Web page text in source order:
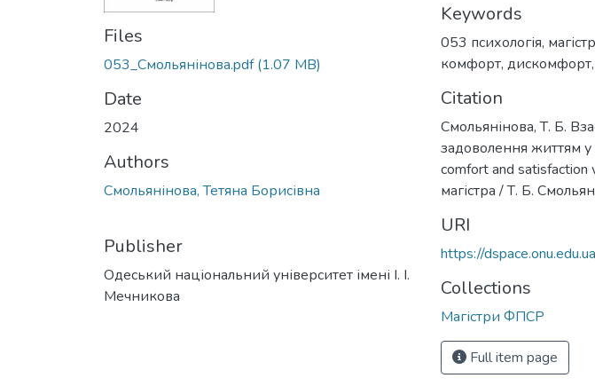
Files
053_Смольянінова.pdf(1.07 MB)
Date
2024
Authors
Смольянінова, Тетяна Борисівна
Publisher
Одеський національний університет імені І. І.
Мечникова
Keywords
053 психологія, магістр
комфорт, дискомфорт,
Citation
Смольянінова, Т. Б.
задоволення життям
comfort and satisfaction
магістра / Т. Б.
URI
https://
Collections
Магістри ФПСР
Full item page